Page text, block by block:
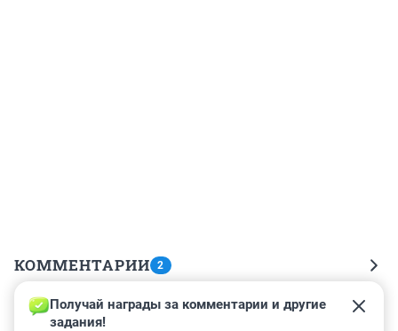
КОММЕНТАРИИ 2
Гость
1 сентября 2015, 00:00
Получай награды за комментарии и другие
задания!